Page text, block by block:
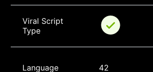
Viral Script
Type
Language 42